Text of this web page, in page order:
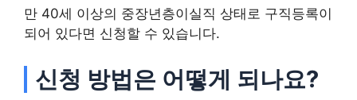
만 40세 이상의 중장년층이실직 상태로 구직등록이
되어 있다면 신청할 수 있습니다.
신청 방법은 어떻게 되나요?